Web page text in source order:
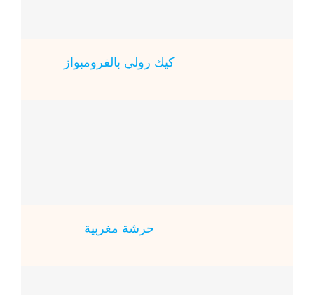
كيك رولي بالفرومبواز
حرشة مغربية